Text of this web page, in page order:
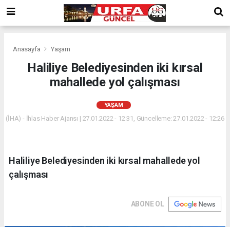
Anasayfa Yaşam
Haliliye Belediyesinden iki kırsal
mahallede yol çalışması
YAŞAM
(İHA) - İhlas Haber Ajansı | 27.01.2022 - 12:31, Güncelleme: 27.01.2022 - 12:26
Haliliye Belediyesinden iki kırsal mahallede yol
çalışması
ABONE OL